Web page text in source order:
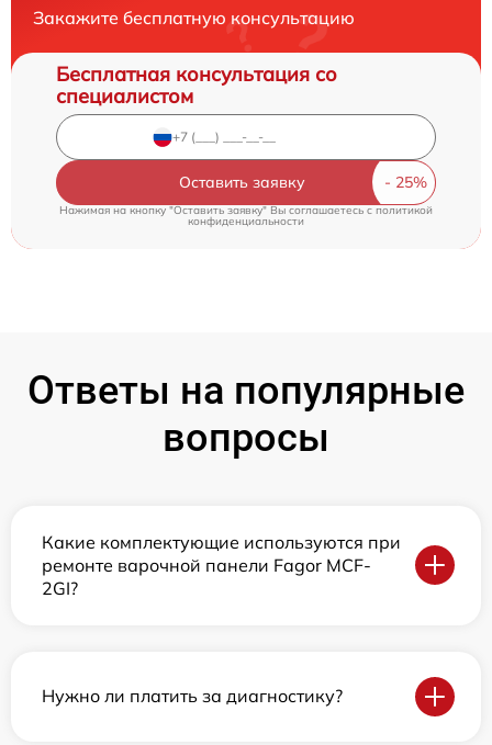
Закажите бесплатную консультацию
Бесплатная консультация со
специалистом
Оставить заявку
Нажимая на кнопку "Оставить заявку" Вы соглашаетесь cполитикой
конфиденциальности
Ответы на популярные
вопросы
Какие комплектующие используются при
ремонте варочной панели Fagor MCF-
2GI?
Нужно ли платить за диагностику?